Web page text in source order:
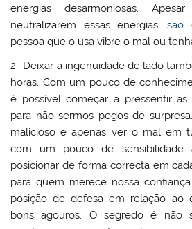
energias desarmoniosas.
neutralizarem essas energias,são
pessoa que o usa vibre o mal ou
2- Deixar a ingenuidade de lado
horas. Com um pouco de
é possível começar a pressentir
para não sermos pegos de
malicioso e apenas ver o mal em
com um pouco de sensibilidade
posicionar de forma correcta em
para quem merece nossa
posição de defesa em relação ao
bons agouros. O segredo é não